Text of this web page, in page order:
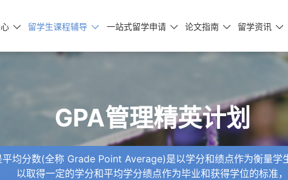
 留学生课程辅导  一站式留学申请  论文指南  留学资讯 
GPA管理精英计划
平均分数(全称 Grade Point Average)是以学分和绩点作为衡量学
以取得一定的学分和平均学分绩点作为毕业和获得学位的标准，